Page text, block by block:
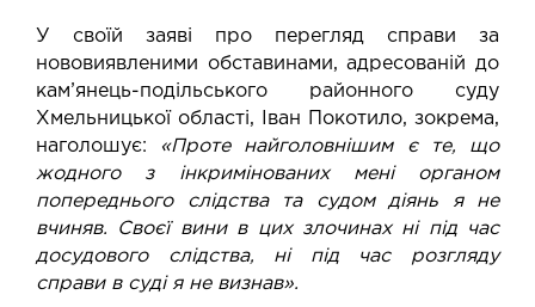
У своїй заяві про перегляд справи за
нововиявленими обставинами, адресованій до
кам’янець-подільського районного суду
Хмельницької області, Іван Покотило, зокрема,
наголошує:
«Проте найголовнішим є те, що
жодного з інкримінованих мені органом
попереднього слідства та судом діянь я не
вчиняв. Своєї вини в цих злочинах ні під час
досудового слідства, ні під час розгляду
справи в суді я не визнав».